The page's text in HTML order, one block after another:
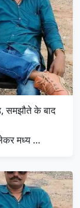
समझौते के बाद
मध्य …